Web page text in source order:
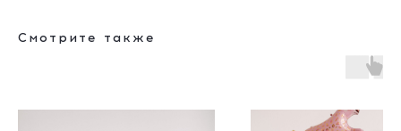
Смотрите также